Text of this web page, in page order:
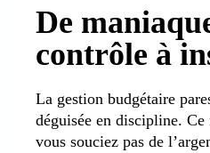
De
contrôle à
La gestion budgétaire
déguisée en discipline. Ce
vous souciez pas de